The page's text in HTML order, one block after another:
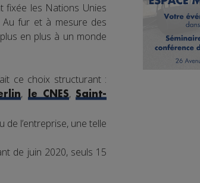
fixée les Nations Unies
Au fur et à mesure des
en plus à un monde
ce choix structurant :
, le CNES,Saint-
l’entreprise, une telle
de juin 2020, seuls 15